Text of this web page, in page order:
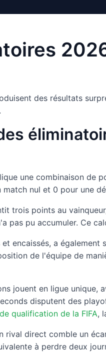
des résultats
une combinaison de
nul et 0 pour une
trois points au
pas pu accumuler. Ce
encaissés, a
de l'équipe de
jouent en ligue
disputent des
qualification de la FIFA,
rival direct comble un
à perdre deux